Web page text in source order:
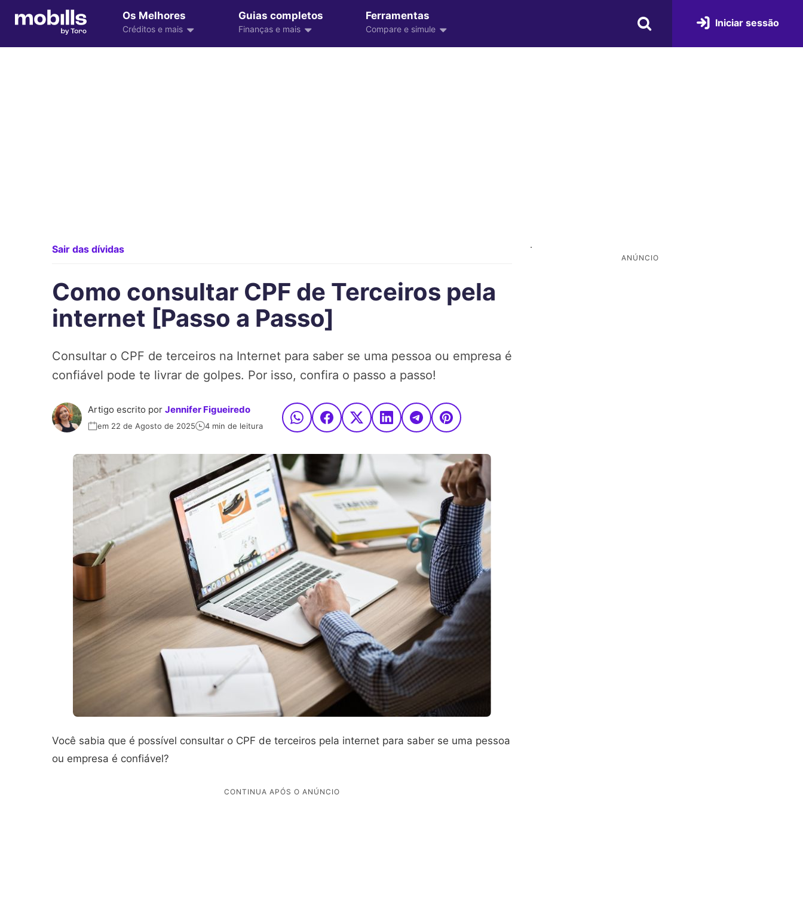
Os Melhores
Créditos e mais
Guias completos
Finanças e mais
Ferramentas
Compare e simule
Iniciar sessão
Sair das dívidas
Como consultar CPF de Terceiros pela
internet [Passo a Passo]
Consultar o CPF de terceiros na Internet para saber se uma pessoa ou empresa é
confiável pode te livrar de golpes. Por isso, confira o passo a passo!
Artigo escrito por Jennifer Figueiredo
em 22 de Agosto de 2025 4 min de leitura
Você sabia que é possível consultar o CPF de terceiros pela internet para saber se uma pessoa
ou empresa é confiável?
.